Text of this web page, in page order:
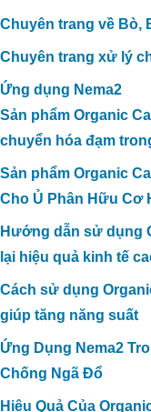
Chuyên trang về Bò,
Chuyên trang xử lý
Ứng dụng Nema2
Sản phẩm Organic
chuyển hóa đạm
Sản phẩm Organic
Cho Ủ Phân Hữu Cơ
Hướng dẫn sử dụng
lại hiệu quả kinh tế
Cách sử dụng
giúp tăng năng suất
Ứng Dụng Nema2
Chống Ngã Đổ
Hiệu Quả Của